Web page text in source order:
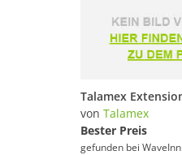
von Talamex
Bester Preis
gefunden bei WaveInn